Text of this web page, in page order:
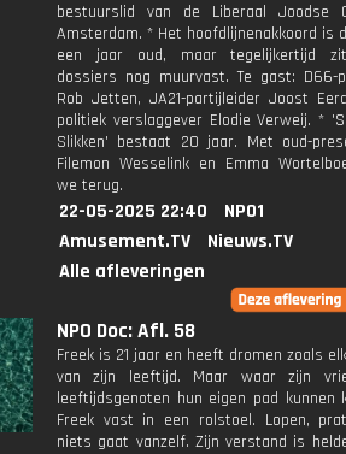
bestuurslid van de Liberaal Joodse
Amsterdam. * Het hoofdlijnenakkoord is
een jaar oud, maar tegelijkertijd
dossiers nog muurvast. Te gast: D66-
Rob Jetten, JA21-partijleider Joost
politiek verslaggever Elodie Verweij. *
Slikken' bestaat 20 jaar. Met oud-
Filemon Wesselink en Emma
we terug.
22-05-2025 22:40
NPO1
Amusement.TV
Nieuws.TV
Alle afleveringen
NPO Doc: Afl. 58
Freek is 21 jaar en heeft dromen zoals
van zijn leeftijd. Maar waar zijn
leeftijdsgenoten hun eigen pad kunnen
Freek vast in een rolstoel. Lopen,
niets gaat vanzelf. Zijn verstand is